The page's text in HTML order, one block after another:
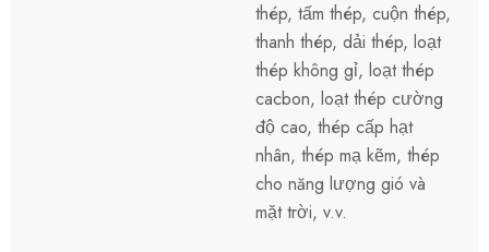
thép, tấm thép, cuộn thép,
thanh thép, dải thép, loạt
thép không gỉ, loạt thép
cacbon, loạt thép cường
độ cao, thép cấp hạt
nhân, thép mạ kẽm, thép
cho năng lượng gió và
mặt trời, v.v.